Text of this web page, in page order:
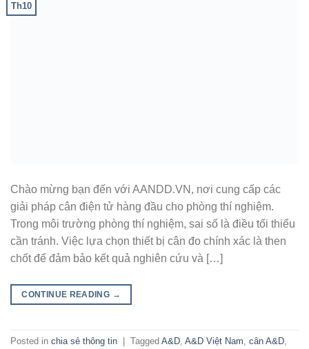
Th10
Chào mừng bạn đến với AANDD.VN, nơi cung cấp các
giải pháp cân điện tử hàng đầu cho phòng thí nghiệm.
Trong môi trường phòng thí nghiệm, sai số là điều tối thiểu
cần tránh. Việc lựa chọn thiết bị cân đo chính xác là then
chốt để đảm bảo kết quả nghiên cứu và […]
CONTINUE READING →
Posted in chia sẻ thông tin Tagged A&D, A&D Việt Nam, cân A&D,